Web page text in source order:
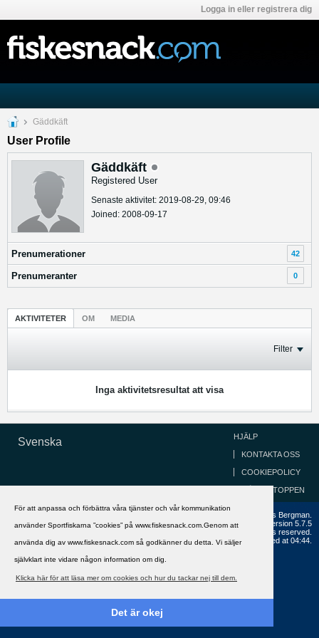
För att anpassa och förbättra våra tjänster och vår kommunikation
använder Sportfiskarna ”cookies” på www.fiskesnack.com.Genom att
använda dig av www.fiskesnack.com så godkänner du detta. Vi säljer
självklart inte vidare någon information om dig.
Klicka här för att läsa mer om cookies och hur du tackar nej till dem.
Det är okej
Logga in eller registrera dig
Gäddkäft
User Profile
Gäddkäft
Registered User
Senaste aktivitet: 2019-08-29, 09:46
Joined: 2008-09-17
Prenumerationer 42
Prenumeranter 0
AKTIVITETER OM MEDIA
Filter
Inga aktivitetsresultat att visa
Svenska HJÄLP
KONTAKTA OSS
COOKIEPOLICY
GÅ TILL TOPPEN
Copyright ©2002 - 2021, FiskeSnack.com. Grundad 2002 av Anders Bergman.
Powered byvBulletin®
Version 5.7.5
Copyright © 2026 MH Sub I, LLC dba vBulletin. All rights reserved.
All times are GMT+1. This page was generated at 04:44.